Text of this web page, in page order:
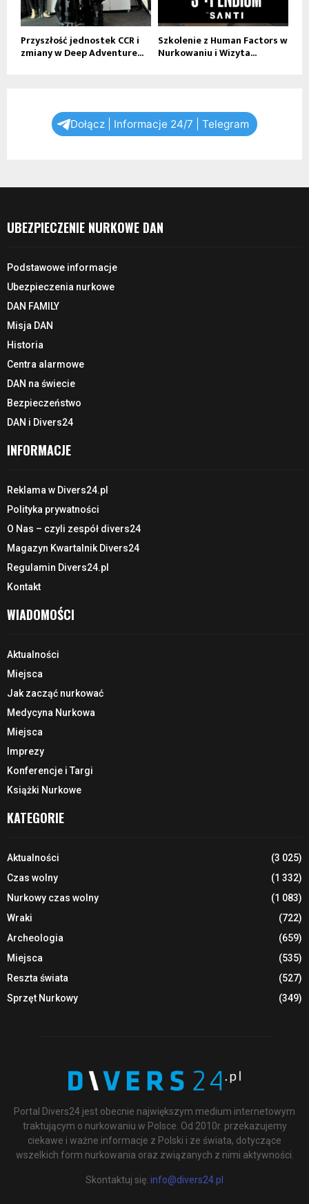
Przyszłość jednostek CCR i
zmiany w Deep Adventure...
Szkolenie z Human Factors w
Nurkowaniu i Wizyta...
Dołącz | Informacje 24/7 | Telegram
UBEZPIECZENIE NURKOWE DAN
Podstawowe informacje
Ubezpieczenia nurkowe
DAN FAMILY
Misja DAN
Historia
Centra alarmowe
DAN na świecie
Bezpieczeństwo
DAN i Divers24
INFORMACJE
Reklama w Divers24.pl
Polityka prywatności
O Nas – czyli zespół divers24
Magazyn Kwartalnik Divers24
Regulamin Divers24.pl
Kontakt
WIADOMOŚCI
Aktualności
Miejsca
Jak zacząć nurkować
Medycyna Nurkowa
Miejsca
Imprezy
Konferencje i Targi
Książki Nurkowe
KATEGORIE
Aktualności
(3 025)
Czas wolny
(1 332)
Nurkowy czas wolny
(1 083)
Wraki
(722)
Archeologia
(659)
Miejsca
(535)
Reszta świata
(527)
Sprzęt Nurkowy
(349)
Portal Divers24 jest obecnie największym medium internetowym
traktującym o nurkowaniu w Polsce. Od 2010r. przekazujemy
ciekawe i ważne informacje z Polski i ze świata, dotyczące
wszelkich form nurkowania oraz związanych z nimi aktywności.
Skontaktuj się: info@divers24.pl